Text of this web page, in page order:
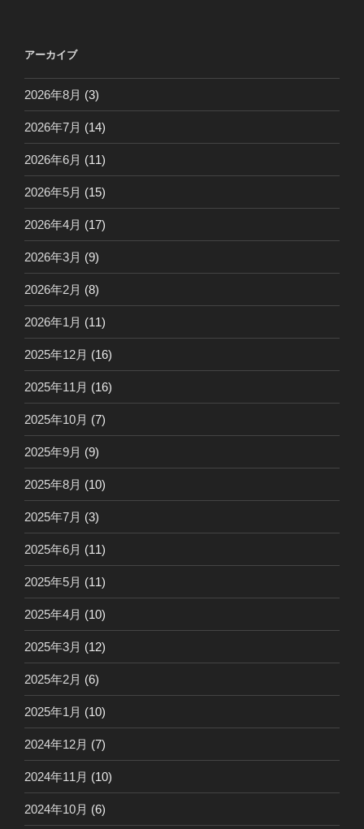
アーカイブ
2026年8月 (3)
2026年7月 (14)
2026年6月 (11)
2026年5月 (15)
2026年4月 (17)
2026年3月 (9)
2026年2月 (8)
2026年1月 (11)
2025年12月 (16)
2025年11月 (16)
2025年10月 (7)
2025年9月 (9)
2025年8月 (10)
2025年7月 (3)
2025年6月 (11)
2025年5月 (11)
2025年4月 (10)
2025年3月 (12)
2025年2月 (6)
2025年1月 (10)
2024年12月 (7)
2024年11月 (10)
2024年10月 (6)